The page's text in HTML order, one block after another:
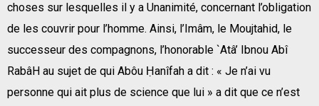
choses sur lesquelles il y a Unanimité, concernant l’obligation
de les couvrir pour l’homme. Ainsi, l’Imâm, le Moujtahid, le
successeur des compagnons, l’honorable `Atâ’ Ibnou Abî
RabâH au sujet de qui Abôu Ḥanîfah a dit : « Je n’ai vu
personne qui ait plus de science que lui » a dit que ce n’est